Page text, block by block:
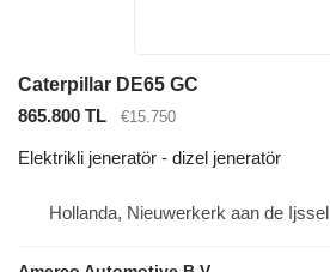
Caterpillar DE65 GC
865.800 TL
€15.750
Elektrikli jeneratör - dizel jeneratör
Hollanda, Nieuwerkerk aan de Ijssel